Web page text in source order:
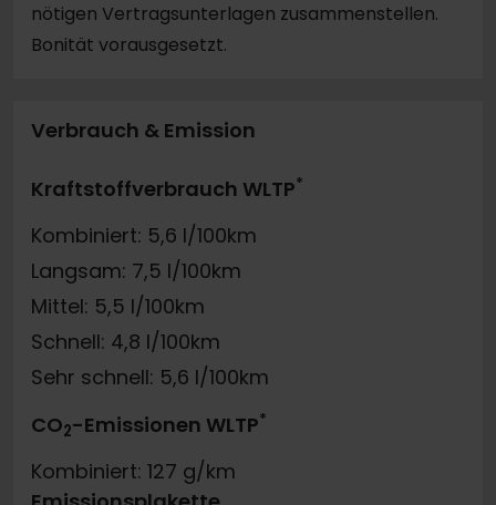
nötigen Vertragsunterlagen zusammenstellen.
Bonität vorausgesetzt.
Verbrauch & Emission
Kraftstoffverbrauch WLTP*
Kombiniert: 5,6 l/100km
Langsam: 7,5 l/100km
Mittel: 5,5 l/100km
Schnell: 4,8 l/100km
Sehr schnell: 5,6 l/100km
CO2-Emissionen WLTP*
Kombiniert: 127 g/km